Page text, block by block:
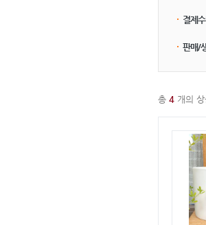
결제
판매/
총 4 개의